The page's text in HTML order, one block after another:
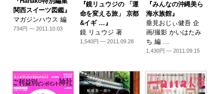
関西スイーツ図鑑』
マガジンハウス 編
734円 — 2011.10.03
『鏡リュウジの 「運
命を変える旅」 京都
&イギ …』
鏡 リュウジ 著
1,540円 — 2011.09.28
『みんなの沖縄美ら
海水族館』
垂見おじぃ健吾 企
画/撮影 かいはたみ
ち 編 …
1,430円 — 2011.09.15